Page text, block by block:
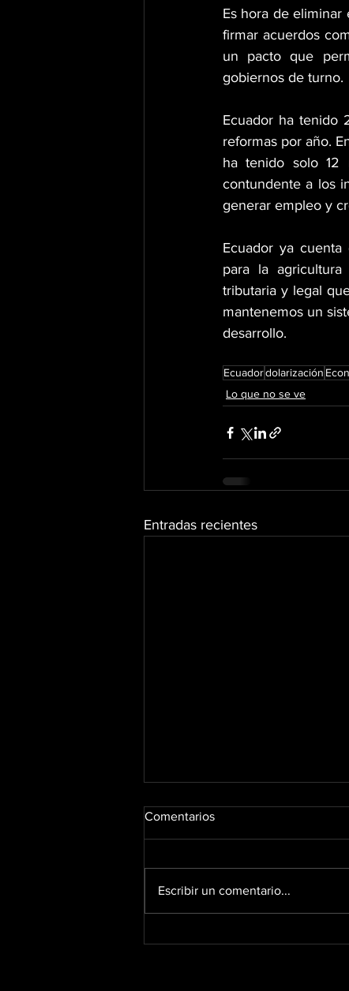
Es hora de eliminar
firmar acuerdos
un pacto que
gobiernos de turno.
Ecuador ha tenido
reformas por año.
ha tenido solo 12
contundente a los
generar empleo y
Ecuador ya
para la
tributaria y legal
mantenemos un
desarrollo.
Ecuadordolarización
Lo que no se ve
Entradas recientes
¿#HayCamello?
Comentarios
Escribir un comentario...